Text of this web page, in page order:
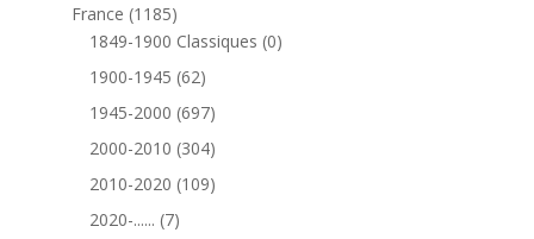
produits
France 11851185
produits
1849-1900 Classiques 00
1900-1945 6262
produits
1945-2000 697697
produits
2000-2010 304304
produits
2010-2020 109109
2020-...... 77